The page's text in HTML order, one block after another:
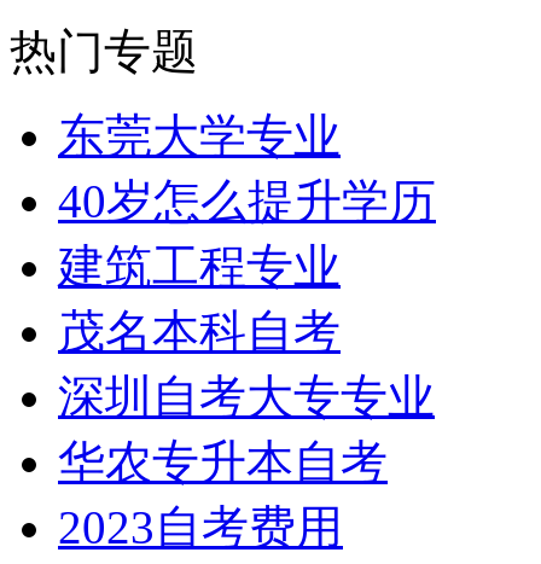
热门专题
东莞大学专业
40岁怎么提升学历
建筑工程专业
茂名本科自考
深圳自考大专专业
华农专升本自考
2023自考费用